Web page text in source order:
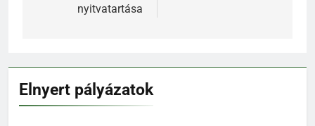
nyitvatartása
Elnyert pályázatok